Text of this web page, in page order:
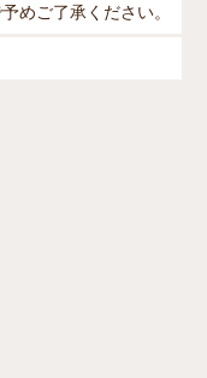
めご了承ください。